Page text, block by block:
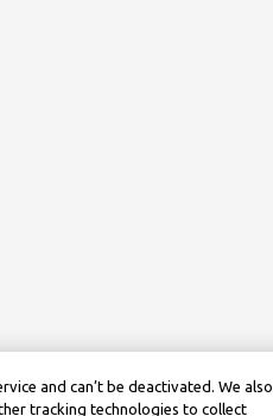
and can’t be deactivated. We also
tracking technologies to collect